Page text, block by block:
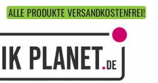
ALLE PRODUKTE VERSANDKOSTENFREI!